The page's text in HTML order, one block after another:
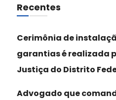
Recentes
Cerimônia de
garantias é realizada
Justiça do Distrito
Advogado que